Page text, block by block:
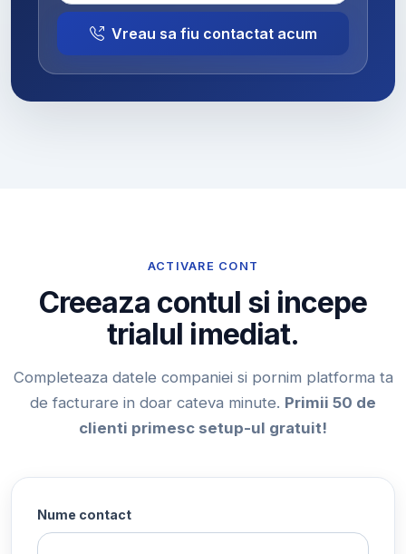
Vreau sa fiu contactat acum
ACTIVARE CONT
Creeaza contul si incepe
trialul imediat.
Completeaza datele companiei si pornim platforma ta
de facturare in doar cateva minute. Primii 50 de
clienti primesc setup-ul gratuit!
Nume contact